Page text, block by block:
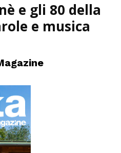
e gli 80 della
e musica